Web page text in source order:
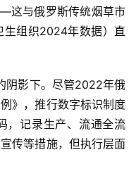
这与俄罗斯传统烟草市
生组织2024年数据）直
阴影下。尽管2022年俄
》，推行数字标识制度
，记录生产、流通全流
传等措施，但执行层面